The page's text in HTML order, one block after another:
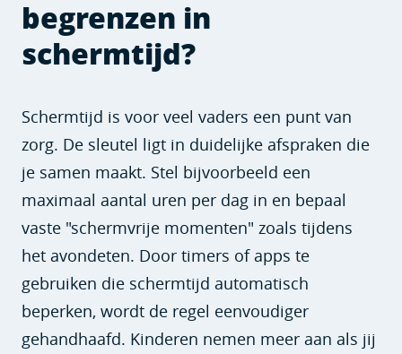
begrenzen in
schermtijd?
Schermtijd is voor veel vaders een punt van
zorg. De sleutel ligt in duidelijke afspraken die
je samen maakt. Stel bijvoorbeeld een
maximaal aantal uren per dag in en bepaal
vaste "schermvrije momenten" zoals tijdens
het avondeten. Door timers of apps te
gebruiken die schermtijd automatisch
beperken, wordt de regel eenvoudiger
gehandhaafd. Kinderen nemen meer aan als jij